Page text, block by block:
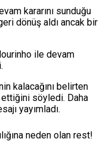
kararını sunduğu
dönüş aldı ancak bir
ile devam
kalacağını belirten
ettiğini söyledi. Daha
yayımladı.
neden olan rest!